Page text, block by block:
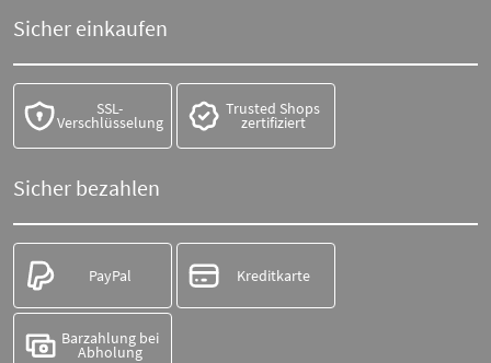
Sicher einkaufen
SSL-
Verschlüsselung
Trusted Shops
zertifiziert
Sicher bezahlen
PayPal Kreditkarte
Barzahlung bei
Abholung